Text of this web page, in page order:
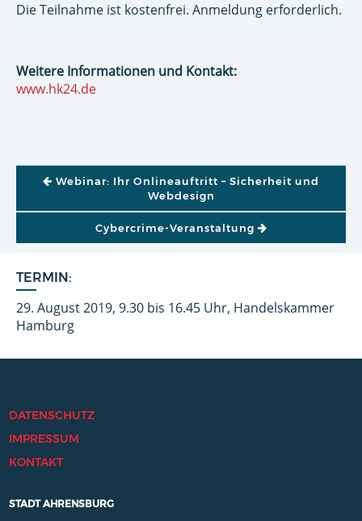
TERMIN:
29. August 2019, 9.30 bis 16.45 Uhr, Handelskammer
Hamburg
Die Teilnahme ist kostenfrei. Anmeldung erforderlich.
Weitere Informationen und Kontakt:
www.hk24.de
BEITRAGSNAVIGATION
Webinar: Ihr Onlineauftritt – Sicherheit und
Webdesign
Cybercrime-Veranstaltung
DATENSCHUTZ
IMPRESSUM
KONTAKT
STADT AHRENSBURG